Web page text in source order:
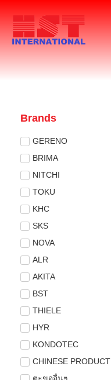
Brands
GERENO
BRIMA
NITCHI
TOKU
KHC
SKS
NOVA
ALR
AKITA
BST
THIELE
HYR
KONDOTEC
CHINESE PRODUCT
ตะขออื่นๆ